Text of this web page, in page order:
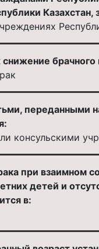
Казахстан,
снижение
переданными
консульскими
при взаимном
детей и
в: